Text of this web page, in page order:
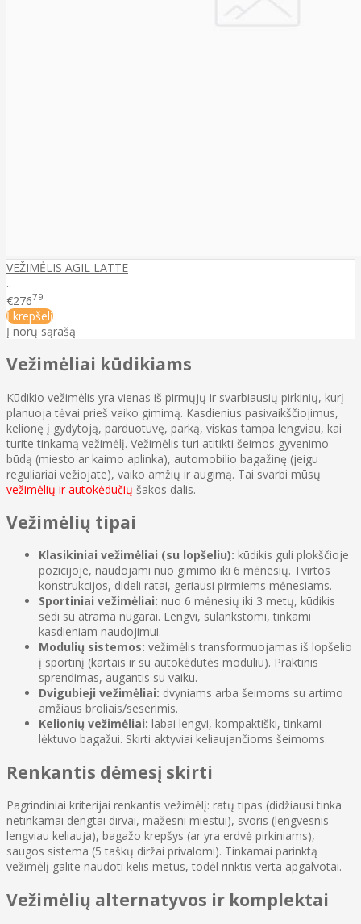
VEŽIMĖLIS AGIL LATTE
..
€27679
Į krepšelį
Į norų sąrašą
Vežimėliai kūdikiams
Kūdikio vežimėlis yra vienas iš pirmųjų ir svarbiausių pirkinių, kurį
planuoja tėvai prieš vaiko gimimą. Kasdienius pasivaikščiojimus,
kelionę į gydytoją, parduotuvę, parką, viskas tampa lengviau, kai
turite tinkamą vežimėlį. Vežimėlis turi atitikti šeimos gyvenimo
būdą (miesto ar kaimo aplinka), automobilio bagažinę (jeigu
reguliariai vežiojate), vaiko amžių ir augimą. Tai svarbi mūsų
vežimėlių ir autokėdučių šakos dalis.
Vežimėlių tipai
Klasikiniai vežimėliai (su lopšeliu): kūdikis guli plokščioje
pozicijoje, naudojami nuo gimimo iki 6 mėnesių. Tvirtos
konstrukcijos, dideli ratai, geriausi pirmiems mėnesiams.
Sportiniai vežimėliai: nuo 6 mėnesių iki 3 metų, kūdikis
sėdi su atrama nugarai. Lengvi, sulankstomi, tinkami
kasdieniam naudojimui.
Modulių sistemos: vežimėlis transformuojamas iš lopšelio
į sportinį (kartais ir su autokėdutės moduliu). Praktinis
sprendimas, augantis su vaiku.
Dvigubieji vežimėliai: dvyniams arba šeimoms su artimo
amžiaus broliais/seserimis.
Kelionių vežimėliai: labai lengvi, kompaktiški, tinkami
lėktuvo bagažui. Skirti aktyviai keliaujančioms šeimoms.
Renkantis dėmesį skirti
Pagrindiniai kriterijai renkantis vežimėlį: ratų tipas (didžiausi tinka
netinkamai dengtai dirvai, mažesni miestui), svoris (lengvesnis
lengviau keliauja), bagažo krepšys (ar yra erdvė pirkiniams),
saugos sistema (5 taškų diržai privalomi). Tinkamai parinktą
vežimėlį galite naudoti kelis metus, todėl rinktis verta apgalvotai.
Vežimėlių alternatyvos ir komplektai